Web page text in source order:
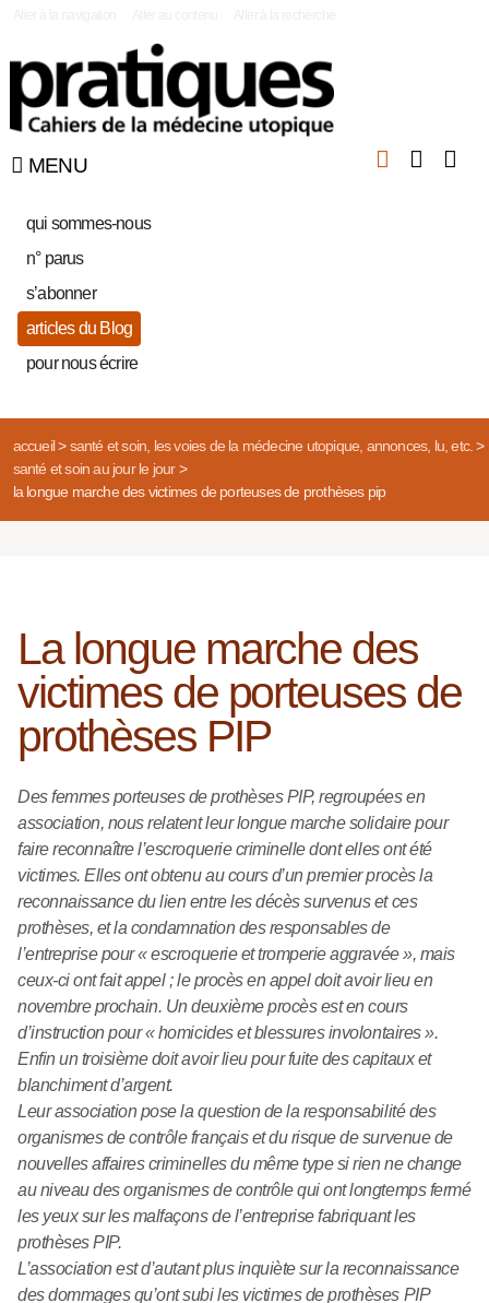
MENU
qui sommes-nous
n° parus
s’abonner
articles du Blog
pour nous écrire
accueil> santé et soin, les voies de la médecine utopique, annonces, lu, etc.>
santé et soin au jour le jour>
la longue marche des victimes de porteuses de prothèses pip
La longue marche des
victimes de porteuses de
prothèses PIP
Des femmes porteuses de prothèses PIP, regroupées en
association, nous relatent leur longue marche solidaire pour
faire reconnaître l’escroquerie criminelle dont elles ont été
victimes. Elles ont obtenu au cours d’un premier procès la
reconnaissance du lien entre les décès survenus et ces
prothèses, et la condamnation des responsables de
l’entreprise pour « escroquerie et tromperie aggravée », mais
ceux-ci ont fait appel ; le procès en appel doit avoir lieu en
novembre prochain. Un deuxième procès est en cours
d’instruction pour « homicides et blessures involontaires ».
Enfin un troisième doit avoir lieu pour fuite des capitaux et
blanchiment d’argent.
Leur association pose la question de la responsabilité des
organismes de contrôle français et du risque de survenue de
nouvelles affaires criminelles du même type si rien ne change
au niveau des organismes de contrôle qui ont longtemps fermé
les yeux sur les malfaçons de l’entreprise fabriquant les
prothèses PIP.
L’association est d’autant plus inquiète sur la reconnaissance
des dommages qu’ont subi les victimes de prothèses PIP